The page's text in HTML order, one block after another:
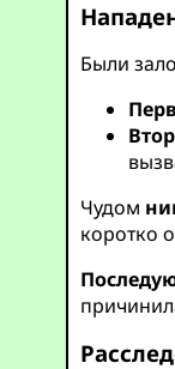
Были
Чудом
коротко